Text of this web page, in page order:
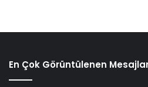
En Çok Görüntülenen